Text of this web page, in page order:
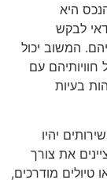
היא
לבקש
המשוב יכול
חוויותיהם עם
בעיות
יהיו
את צורך
טיולים מודרכים,